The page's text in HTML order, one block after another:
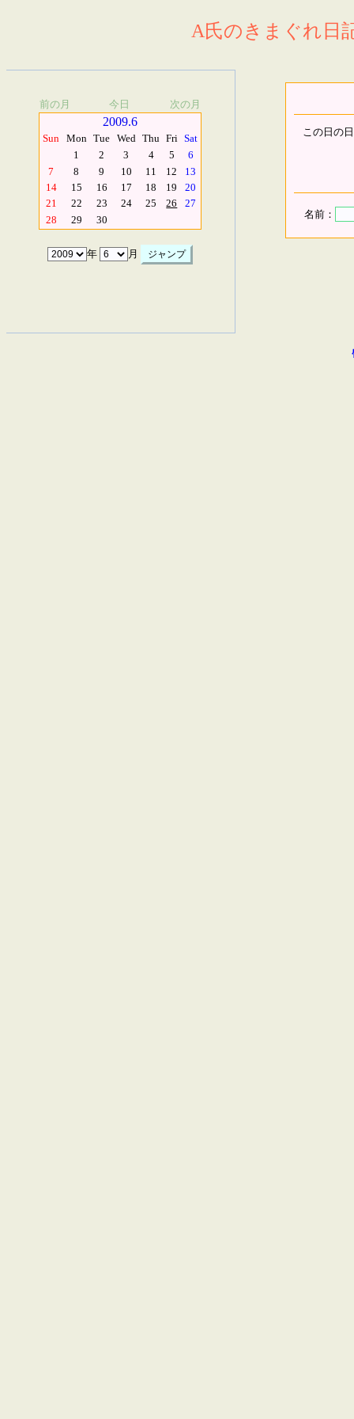
A氏のきまぐれ日
前の月 今日 次の月
2009.6
Sun Mon Tue Wed Thu Fri Sat
1
2 3 4 5
6
7
8 9 10 11 12
13
14
15 16 17 18 19
20
21
22 23 24 25 26
27
28
29 30
年 月
この日の
名前：